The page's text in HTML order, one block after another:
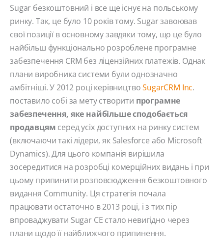
Sugar безкоштовний і все ще існує на польському
ринку. Так, це було 10 років тому. Sugar завоював
свої позиції в основному завдяки тому, що це було
найбільш функціонально розроблене програмне
забезпечення CRM без ліцензійних платежів. Однак
плани виробника системи були однозначно
амбітніші. У 2012 році керівництвоSugarCRM Inc.
поставило собі за мету створити програмне
забезпечення, яке найбільше сподобається
продавцям серед усіх доступних на ринку систем
(включаючи такі лідери, як Salesforce або Microsoft
Dynamics). Для цього компанія вирішила
зосередитися на розробці комерційних видань і при
цьому припинити розповсюдження безкоштовного
видання Community. Ця стратегія почала
працювати остаточно в 2013 році, і з тих пір
впроваджувати Sugar CE стало невигідно через
плани щодо її найближчого припинення.